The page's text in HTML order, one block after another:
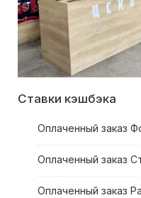
Ставки кэшбэка
Оплаченный заказ
Оплаченный заказ
Оплаченный заказ